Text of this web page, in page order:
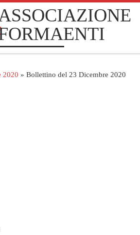
2020 » Bollettino del 23 Dicembre 2020